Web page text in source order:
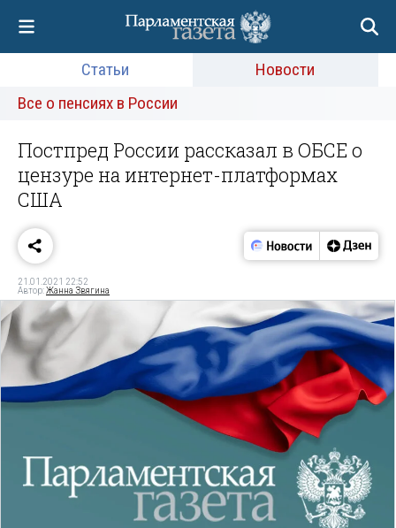
Статьи
Новости
Все о пенсиях в России
Постпред России рассказал в ОБСЕ о
цензуре на интернет-платформах
США
21.01.2021 22:52
Автор:Жанна Звягина